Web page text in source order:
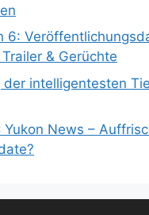
6:
& Gerüchte
der intelligentesten
Yukon News –